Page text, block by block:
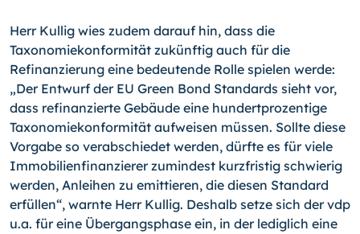
Herr Kullig wies zudem darauf hin, dass die
Taxonomiekonformität zukünftig auch für die
Refinanzierung eine bedeutende Rolle spielen werde:
„Der Entwurf der EU Green Bond Standards sieht vor,
dass refinanzierte Gebäude eine hundertprozentige
Taxonomiekonformität aufweisen müssen. Sollte diese
Vorgabe so verabschiedet werden, dürfte es für viele
Immobilienfinanzierer zumindest kurzfristig schwierig
werden, Anleihen zu emittieren, die diesen Standard
erfüllen“, warnte Herr Kullig. Deshalb setze sich der vdp
u.a. für eine Übergangsphase ein, in der lediglich eine